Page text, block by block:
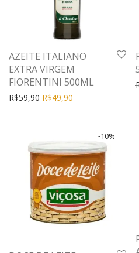
AZEITE ITALIANO
EXTRA VIRGEM
FIORENTINI 500ML
R$59,90 R$49,90
-10%